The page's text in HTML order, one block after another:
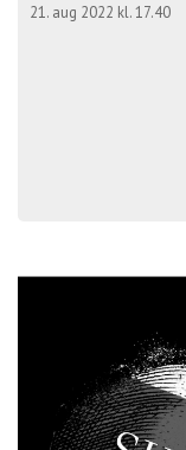
21. aug 2022 kl. 17.40